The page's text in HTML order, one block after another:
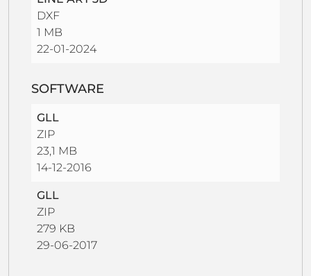
DXF
1 MB
22-01-2024
SOFTWARE
GLL
ZIP
23,1 MB
14-12-2016
GLL
ZIP
279 KB
29-06-2017